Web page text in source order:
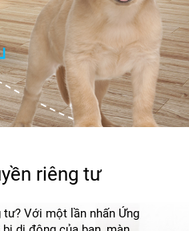
riêng tư
Với một lần nhấn Ứng